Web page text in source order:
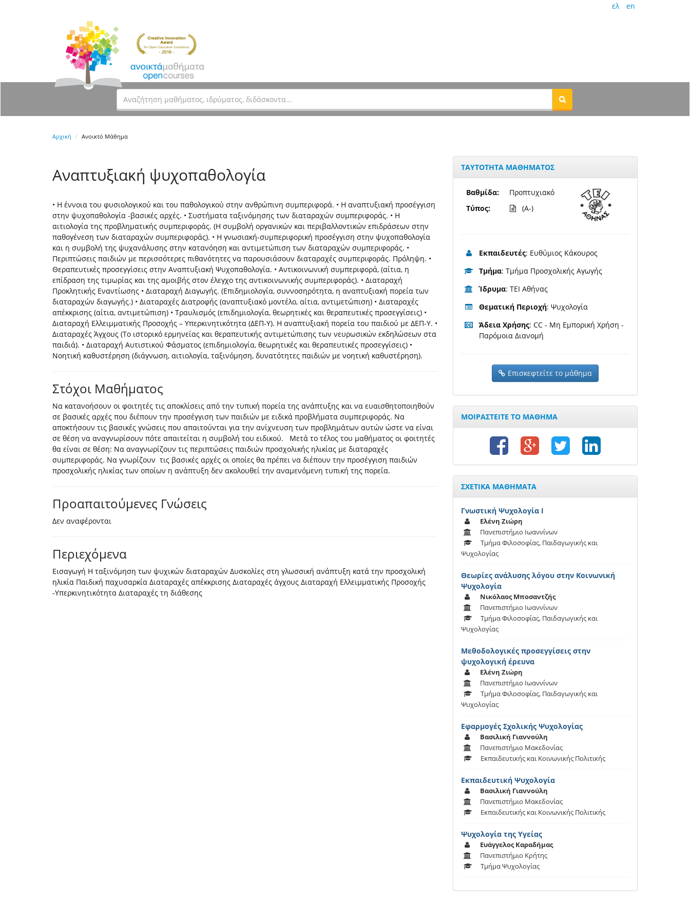
ελ en
Αρχική Ανοικτό Μάθημα
Αναπτυξιακή ψυχοπαθολογία
• Η έννοια του φυσιολογικού και του παθολογικού στην ανθρώπινη συμπεριφορά. • Η αναπτυξιακή προσέγγιση
στην ψυχοπαθολογία -βασικές αρχές. • Συστήµατα ταξινόµησης των διαταραχών συμπεριφοράς. • Η
αιτιολογία της προβληµατικής συμπεριφοράς. (Η συµβολή οργανικών και περιβαλλοντικών επιδράσεων στην
παθογένεση των διαταραχών συµπεριφοράς). • Η γνωσιακή-συµπεριφορική προσέγγιση στην ψυχοπαθολογία
και η συµβολή της ψυχανάλυσης στην κατανόηση και αντιµετώπιση των διαταραχών συµπεριφοράς. •
Περιπτώσεις παιδιών µε περισσότερες πιθανότητες να παρουσιάσουν διαταραχές συµπεριφοράς. Πρόληψη. •
Θεραπευτικές προσεγγίσεις στην Αναπτυξιακή Ψυχοπαθολογία. • Αντικοινωνική συµπεριφορά, (αίτια, η
επίδραση της τιµωρίας και της αµοιβής στον έλεγχο της αντικοινωνικής συµπεριφοράς). • ∆ιαταραχή
Προκλητικής Εναντίωσης • ∆ιαταραχή Διαγωγής. (Επιδηµιολογία, συννοσηρότητα, η αναπτυξιακή πορεία των
διαταραχών διαγωγής.) • ∆ιαταραχές ∆ιατροφής (αναπτυξιακό µοντέλο, αίτια, αντιµετώπιση) • ∆ιαταραχές
απέκκρισης (αίτια, αντιµετώπιση) • Τραυλισµός (επιδηµιολογία, θεωρητικές και θεραπευτικές προσεγγίσεις) •
∆ιαταραχή Ελλειµµατικής Προσοχής – Υπερκινητικότητα (∆ΕΠ-Υ). Η αναπτυξιακή πορεία του παιδιού µε ∆ΕΠ-Υ. •
Διαταραχές Άγχους (Το ιστορικό ερµηνείας και θεραπευτικής αντιµετώπισης των νευρωσικών εκδηλώσεων στα
παιδιά). • Διαταραχή Αυτιστικού Φάσματος (επιδηµιολογία, θεωρητικές και θεραπευτικές προσεγγίσεις) •
Νοητική καθυστέρηση (διάγνωση, αιτιολογία, ταξινόµηση, δυνατότητες παιδιών µε νοητική καθυστέρηση).
Στόχοι Μαθήματος
Να κατανοήσουν οι φοιτητές τις αποκλίσεις από την τυπική πορεία της ανάπτυξης και να ευαισθητοποιηθούν
σε βασικές αρχές που διέπουν την προσέγγιση των παιδιών µε ειδικά προβλήµατα συµπεριφοράς. Να
αποκτήσουν τις βασικές γνώσεις που απαιτούνται για την ανίχνευση των προβληµάτων αυτών ώστε να είναι
σε θέση να αναγνωρίσουν πότε απαιτείται η συµβολή του ειδικού. Μετά το τέλος του µαθήµατος οι φοιτητές
θα είναι σε θέση: Να αναγνωρίζουν τις περιπτώσεις παιδιών προσχολικής ηλικίας µε διαταραχές
συµπεριφοράς. Να γνωρίζουν τις βασικές αρχές οι οποίες θα πρέπει να διέπουν την προσέγγιση παιδιών
προσχολικής ηλικίας των οποίων η ανάπτυξη δεν ακολουθεί την αναµενόµενη τυπική της πορεία.
Προαπαιτούμενες Γνώσεις
Δεν αναφέρονται
Περιεχόμενα
Εισαγωγή Η ταξινόμηση των ψυχικών διαταραχών Δυσκολίες στη γλωσσική ανάπτυξη κατά την προσχολική
ηλικία Παιδική παχυσαρκία Διαταραχές απέκκρισης Διαταραχές άγχους Διαταραχή Ελλειμματικής Προσοχής
-Υπερκινητικότητα Διαταραχές τη διάθεσης
ΤΑΥΤΟΤΗΤΑ ΜΑΘΗΜΑΤΟΣ
Βαθμίδα:
Τύπος:
Προπτυχιακό
(A-)
Εκπαιδευτές: Ευθύμιος Κάκουρος
Τμήμα: Τμήμα Προσχολικής Αγωγής
Ίδρυμα: ΤΕΙ Αθήνας
Θεματική Περιοχή: Ψυχολογία
Άδεια Χρήσης: CC - Μη Εμπορική Χρήση -
Παρόμοια Διανομή
Επισκεφτείτε το μάθημα
ΜΟΙΡΑΣΤΕΙΤΕ ΤΟ ΜΑΘΗΜΑ
ΣΧΕΤΙΚΑ ΜΑΘΗΜΑΤΑ
Γνωστική Ψυχολογία Ι
Ελένη Ζιώρη
Πανεπιστήμιο Ιωαννίνων
Τμήμα Φιλοσοφίας, Παιδαγωγικής και
Ψυχολογίας
Θεωρίες ανάλυσης λόγου στην Κοινωνική
Ψυχολογία
Νικόλαος Μποσαντζής
Πανεπιστήμιο Ιωαννίνων
Τμήμα Φιλοσοφίας, Παιδαγωγικής και
Ψυχολογίας
Μεθοδολογικές προσεγγίσεις στην
ψυχολογική έρευνα
Ελένη Ζιώρη
Πανεπιστήμιο Ιωαννίνων
Τμήμα Φιλοσοφίας, Παιδαγωγικής και
Ψυχολογίας
Eφαρμογές Σχολικής Ψυχολογίας
Βασιλική Γιαννούλη
Πανεπιστήμιο Μακεδονίας
Εκπαιδευτικής και Κοινωνικής Πολιτικής
Εκπαιδευτική Ψυχολογία
Βασιλική Γιαννούλη
Πανεπιστήμιο Μακεδονίας
Εκπαιδευτικής και Κοινωνικής Πολιτικής
Ψυχολογία της Υγείας
Ευάγγελος Καραδήμας
Πανεπιστήμιο Κρήτης
Τμήμα Ψυχολογίας